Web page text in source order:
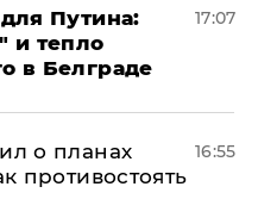
Путина:
и тепло
в Белграде
17:07
о планах
противостоять
16:55